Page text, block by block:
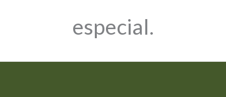
especial.